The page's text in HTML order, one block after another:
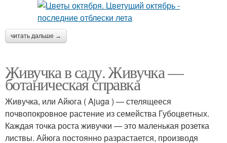
читать дальше →
Живучка в саду. Живучка —
ботаническая справка
Живучка, или Айюга ( Ajuga ) — стелящееся
почвопокровное растение из семейства Губоцветных.
Каждая точка роста живучки — это маленькая розетка
листвы. Айюга постоянно разрастается, производя